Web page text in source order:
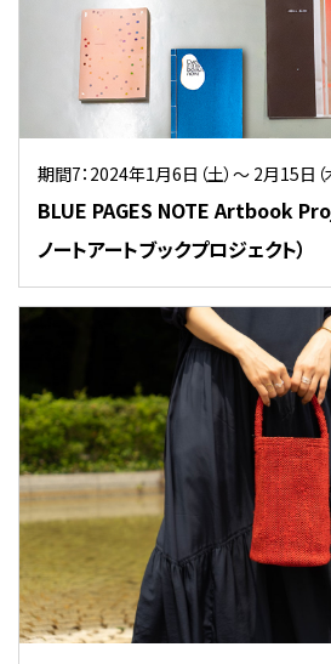
期間7：2024年1月6日（土）～ 2月15日（
BLUE PAGES NOTE Artbook
ノートアートブックプロジェクト）